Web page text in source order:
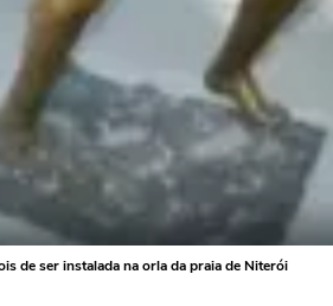
de ser instalada na orla da praia de Niterói